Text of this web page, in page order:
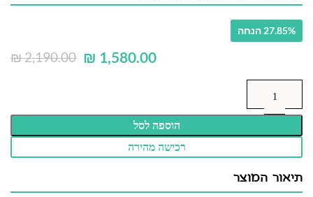
27.85% הנחה
₪2,190.00 ₪ 1,580.00
הוספה לסל
רכישה מהירה
תיאור המוצר